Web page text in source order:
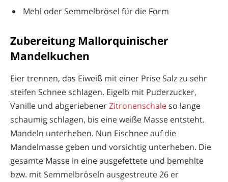
Mehl oder Semmelbrösel für die Form
Zubereitung Mallorquinischer
Mandelkuchen
Eier trennen, das Eiweiß mit einer Prise Salz zu sehr
steifen Schnee schlagen. Eigelb mit Puderzucker,
Vanille und abgeriebenerZitronenschaleso lange
schaumig schlagen, bis eine weiße Masse entsteht.
Mandeln unterheben. Nun Eischnee auf die
Mandelmasse geben und vorsichtig unterheben. Die
gesamte Masse in eine ausgefettete und bemehlte
bzw. mit Semmelbröseln ausgestreute 26 er